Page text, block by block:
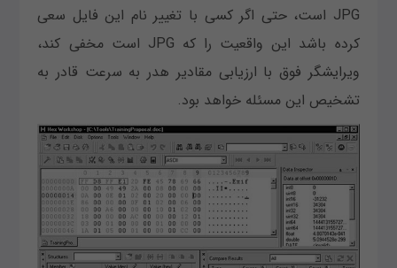
JPG است، حتی اگر کسی با تغییر نام این فایل سعی
کرده باشد این واقعیت را که JPG است مخفی کند،
ویرایشگر فوق با ارزیابی مقادیر هدر به سرعت قادر به
تشخیص این مسئله خواهد بود.